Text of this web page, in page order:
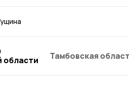
области
Тамбовская